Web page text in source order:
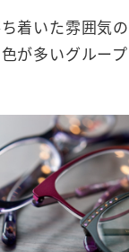
着いた雰囲気
が多いグループ